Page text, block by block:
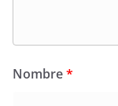
Nombre*